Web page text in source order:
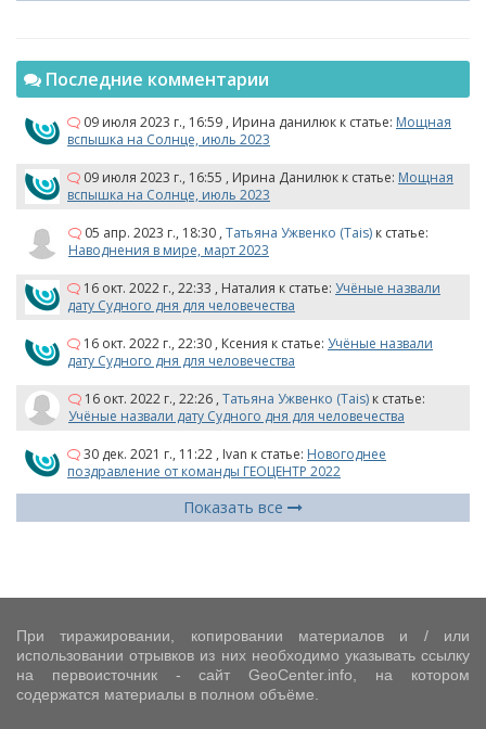
Последние комментарии
09 июля 2023 г., 16:59 , Ирина данилюк к статье: Мощная
вспышка на Солнце, июль 2023
09 июля 2023 г., 16:55 , Ирина Данилюк к статье: Мощная
вспышка на Солнце, июль 2023
05 апр. 2023 г., 18:30 , Татьяна Ужвенко (Tais) к статье:
Наводнения в мире, март 2023
16 окт. 2022 г., 22:33 , Наталия к статье: Учёные назвали
дату Судного дня для человечества
16 окт. 2022 г., 22:30 , Ксения к статье: Учёные назвали
дату Судного дня для человечества
16 окт. 2022 г., 22:26 , Татьяна Ужвенко (Tais) к статье:
Учёные назвали дату Судного дня для человечества
30 дек. 2021 г., 11:22 , Ivan к статье: Новогоднее
поздравление от команды ГЕОЦЕНТР 2022
Показать все
При тиражировании, копировании материалов и / или
использовании отрывков из них необходимо указывать ссылку
на первоисточник - сайт GeoCenter.info, на котором
содержатся материалы в полном объёме.